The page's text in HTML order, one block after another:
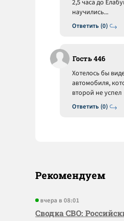
Ответить (0)
2,5 часа до
научились...
Гость 446
Ответить (0)
Хотелось бы
автомобиля,
второй не успел
Рекомендуем
вчера в 08:01
Сводка СВО: